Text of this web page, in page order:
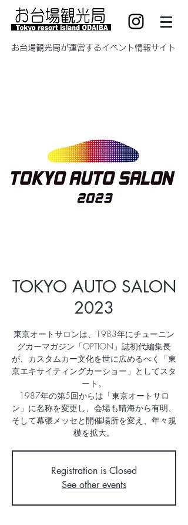
​お台場観光局が運営するイベント情報サイト
TOKYO AUTO SALON
2023
東京オートサロンは、1983年にチューニン
グカーマガジン「OPTION」誌初代編集長
が、カスタムカー文化を世に広めるべく「東
京エキサイティングカーショー」としてスタ
ート。
1987年の第5回からは「東京オートサロ
ン」に名称を変更し、会場も晴海から有明、
そして幕張メッセと開催場所を変え、年々規
模を拡大。
Registration is Closed
See other events